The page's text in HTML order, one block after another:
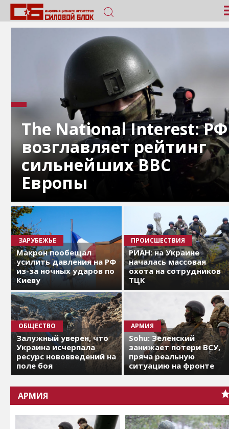
The National Interest: РФ
возглавляет рейтинг
сильнейших ВВС
Европы
ЗАРУБЕЖЬЕ
Макрон пообещал
усилить давления на РФ
из-за ночных ударов по
Киеву
ПРОИСШЕСТВИЯ
РИАН: на Украине
началась массовая
охота на сотрудников
ТЦК
ОБЩЕСТВО
Залужный уверен, что
Украина исчерпала
ресурс нововведений на
поле боя
АРМИЯ
Sohu: Зеленский
занижает потери ВСУ,
пряча реальную
ситуацию на фронте
АРМИЯ